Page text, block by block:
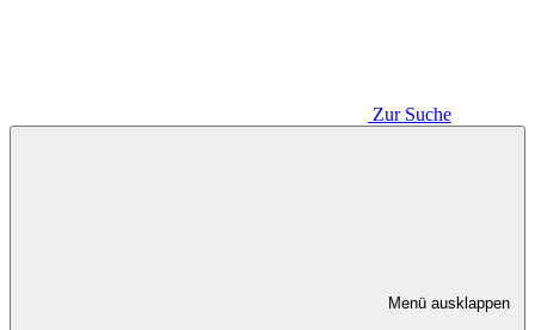
Zur Suche
Menü ausklappen